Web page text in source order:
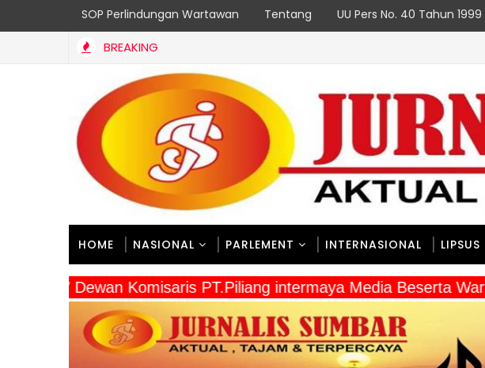
SOP Perlindungan Wartawan Tentang UU Pers No. 40 Tahun 1999
BREAKING
HOME NASIONAL PARLEMENT INTERNASIONAL LIPSUS
" Dewan Komisaris PT.Piliang intermaya Media Beserta